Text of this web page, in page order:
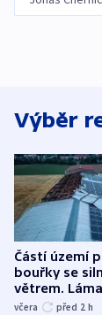
Výběr
Částí území
bouřky se
větrem.
stromy a
včera před 2 h